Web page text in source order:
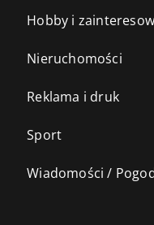
Hobby i
Nieruchomości
Reklama i druk
Sport
Wiadomości /